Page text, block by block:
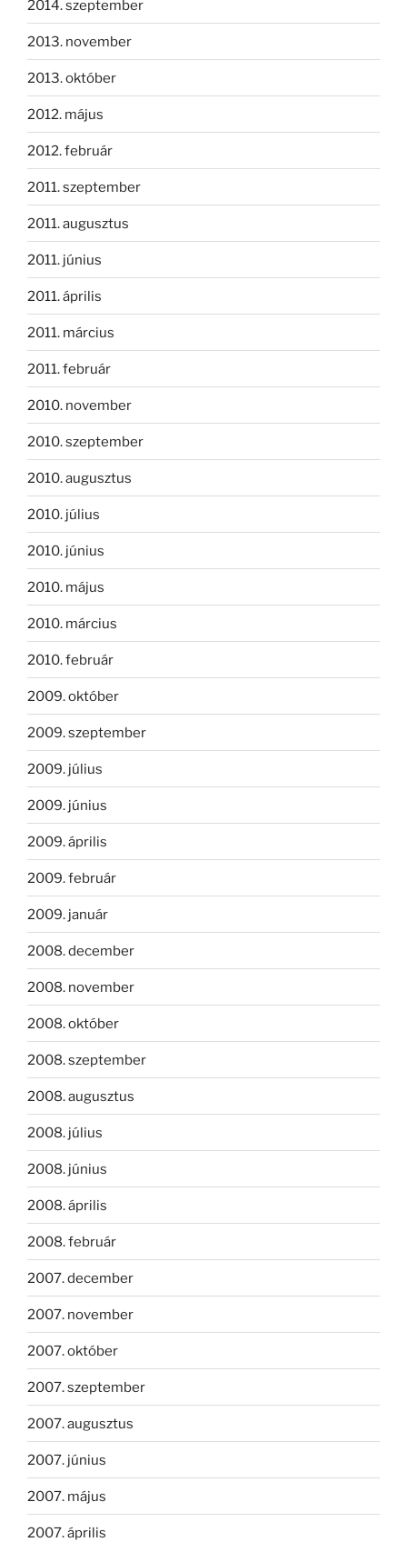
2014. szeptember
2013. november
2013. október
2012. május
2012. február
2011. szeptember
2011. augusztus
2011. június
2011. április
2011. március
2011. február
2010. november
2010. szeptember
2010. augusztus
2010. július
2010. június
2010. május
2010. március
2010. február
2009. október
2009. szeptember
2009. július
2009. június
2009. április
2009. február
2009. január
2008. december
2008. november
2008. október
2008. szeptember
2008. augusztus
2008. július
2008. június
2008. április
2008. február
2007. december
2007. november
2007. október
2007. szeptember
2007. augusztus
2007. június
2007. május
2007. április